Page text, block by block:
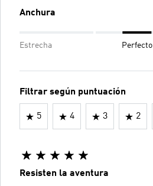
Anchura
Estrecha Perfecto
Filtrar según puntuación
5 4 3 2
Resisten la aventura